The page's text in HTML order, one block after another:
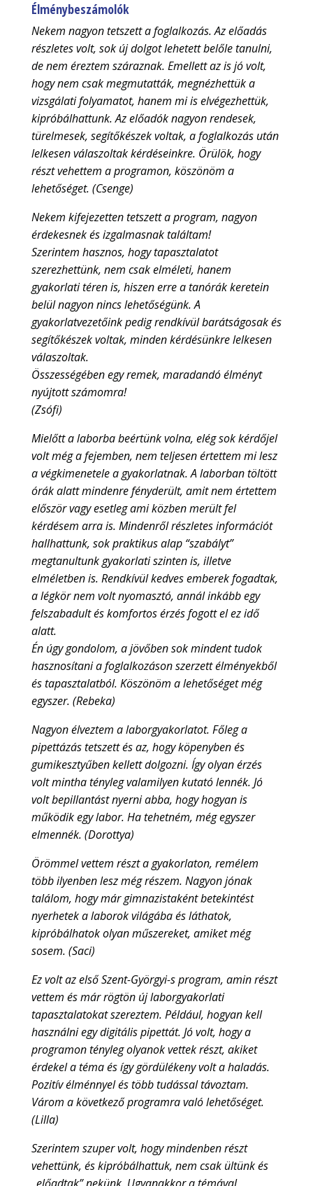
Élménybeszámolók
Nekem nagyon tetszett a foglalkozás. Az előadás
részletes volt, sok új dolgot lehetett belőle tanulni,
de nem éreztem száraznak. Emellett az is jó volt,
hogy nem csak megmutatták, megnézhettük a
vizsgálati folyamatot, hanem mi is elvégezhettük,
kipróbálhattunk. Az előadók nagyon rendesek,
türelmesek, segítőkészek voltak, a foglalkozás után
lelkesen válaszoltak kérdéseinkre. Örülök, hogy
részt vehettem a programon, köszönöm a
lehetőséget. (Csenge)
Nekem kifejezetten tetszett a program, nagyon
érdekesnek és izgalmasnak találtam!
Szerintem hasznos, hogy tapasztalatot
szerezhettünk, nem csak elméleti, hanem
gyakorlati téren is, hiszen erre a tanórák keretein
belül nagyon nincs lehetőségünk. A
gyakorlatvezetőink pedig rendkívül barátságosak és
segítőkészek voltak, minden kérdésünkre lelkesen
válaszoltak.
Összességében egy remek, maradandó élményt
nyújtott számomra!
(Zsófi)
Mielőtt a laborba beértünk volna, elég sok kérdőjel
volt még a fejemben, nem teljesen értettem mi lesz
a végkimenetele a gyakorlatnak. A laborban töltött
órák alatt mindenre fényderült, amit nem értettem
először vagy esetleg ami közben merült fel
kérdésem arra is. Mindenről részletes információt
hallhattunk, sok praktikus alap “szabályt”
megtanultunk gyakorlati szinten is, illetve
elméletben is. Rendkívül kedves emberek fogadtak,
a légkör nem volt nyomasztó, annál inkább egy
felszabadult és komfortos érzés fogott el ez idő
alatt.
Én úgy gondolom, a jövőben sok mindent tudok
hasznosítani a foglalkozáson szerzett élményekből
és tapasztalatból. Köszönöm a lehetőséget még
egyszer. (Rebeka)
Nagyon élveztem a laborgyakorlatot. Főleg a
pipettázás tetszett és az, hogy köpenyben és
gumikesztyűben kellett dolgozni. Így olyan érzés
volt mintha tényleg valamilyen kutató lennék. Jó
volt bepillantást nyerni abba, hogy hogyan is
működik egy labor. Ha tehetném, még egyszer
elmennék. (Dorottya)
Örömmel vettem részt a gyakorlaton, remélem
több ilyenben lesz még részem. Nagyon jónak
találom, hogy már gimnazistaként betekintést
nyerhetek a laborok világába és láthatok,
kipróbálhatok olyan műszereket, amiket még
sosem. (Saci)
Ez volt az első Szent-Györgyi-s program, amin részt
vettem és már rögtön új laborgyakorlati
tapasztalatokat szereztem. Például, hogyan kell
használni egy digitális pipettát. Jó volt, hogy a
programon tényleg olyanok vettek részt, akiket
érdekel a téma és így gördülékeny volt a haladás.
Pozitív élménnyel és több tudással távoztam.
Várom a következő programra való lehetőséget.
(Lilla)
Szerintem szuper volt, hogy mindenben részt
vehettünk, és kipróbálhattuk, nem csak ültünk és